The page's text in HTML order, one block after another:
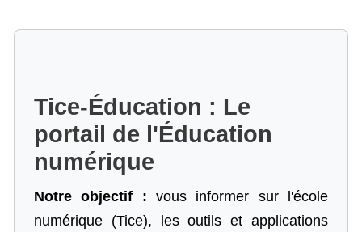
Tice-Éducation : Le
portail de l'Éducation
numérique
Notre objectif : vous informer sur l'école
numérique (Tice), les outils et applications